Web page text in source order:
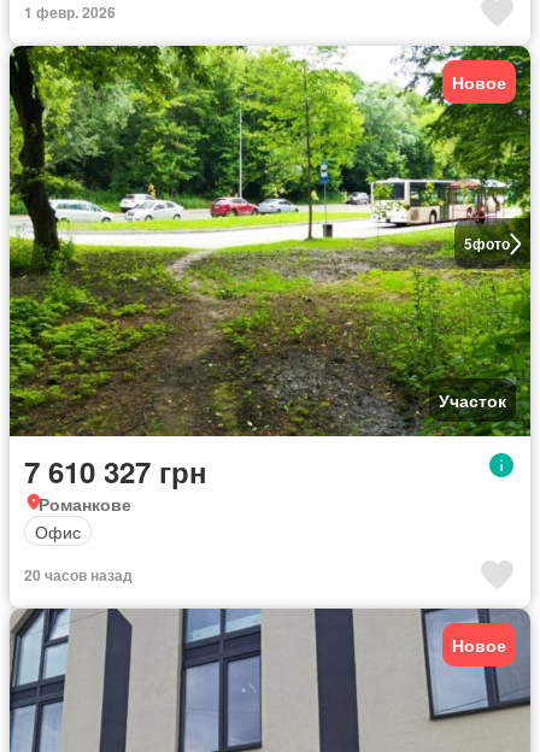
1 февр. 2026
5фото
Новое
Участок
7 610 327 грн
Романкове
Офис
20 часов назад
Новое